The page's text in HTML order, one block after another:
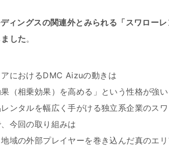
ィングスの関連外とみられる「スワロー
した。
におけるDMC Aizuの動きは
（相乗効果）を高める」という性格が強い
ンタルを幅広く手がける独立系企業のス
今回の取り組みは
域の外部プレイヤーを巻き込んだ真のエ